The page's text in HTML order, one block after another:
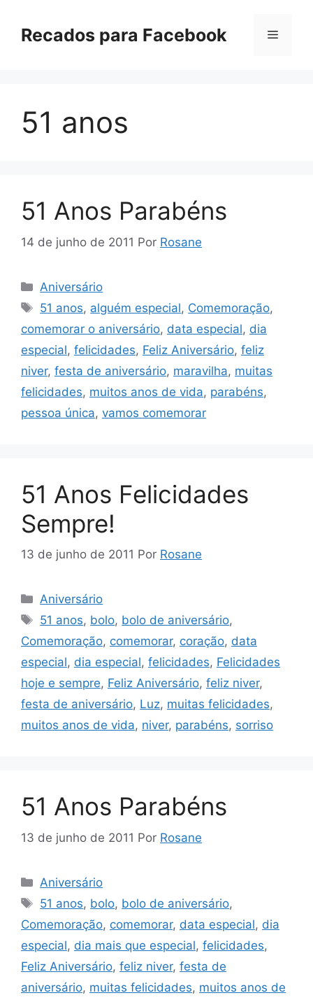
paraRecados para Facebook Menu
51 anos
51 Anos Parabéns
14 de junho de 2011 Por Rosane
Categorias
Aniversário
Tags
51 anos, alguém especial, Comemoração,
comemorar o aniversário, data especial, dia
especial, felicidades, Feliz Aniversário, feliz
niver, festa de aniversário, maravilha, muitas
felicidades, muitos anos de vida, parabéns,
pessoa única, vamos comemorar
51 Anos Felicidades
Sempre!
13 de junho de 2011 Por Rosane
Categorias
Aniversário
Tags
51 anos, bolo, bolo de aniversário,
Comemoração, comemorar, coração, data
especial, dia especial, felicidades, Felicidades
hoje e sempre, Feliz Aniversário, feliz niver,
festa de aniversário, Luz, muitas felicidades,
muitos anos de vida, niver, parabéns, sorriso
51 Anos Parabéns
13 de junho de 2011 Por Rosane
Categorias
Aniversário
Tags
51 anos, bolo, bolo de aniversário,
Comemoração, comemorar, data especial, dia
especial, dia mais que especial, felicidades,
Feliz Aniversário, feliz niver, festa de
aniversário, muitas felicidades, muitos anos de